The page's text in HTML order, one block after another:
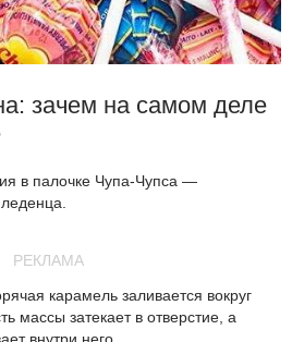
зачем на самом деле
в палочке Чупа-Чупса —
РЕКЛАМА
карамель заливается вокруг
массы затекает в отверстие, а
внутри него.